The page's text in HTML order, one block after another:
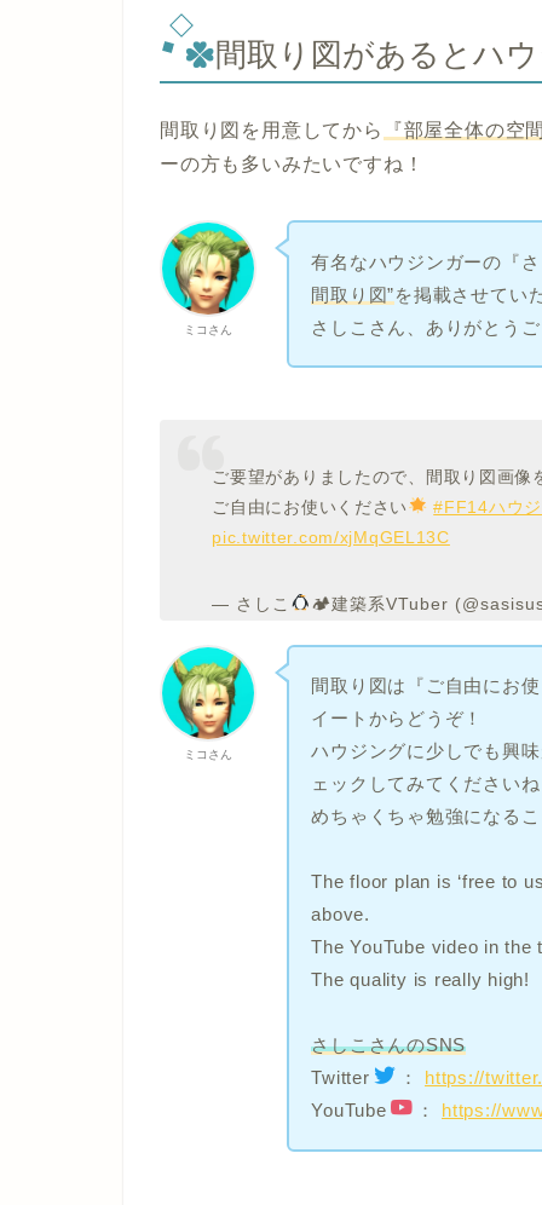
間取り図があるとハ
間取り図を用意してから
『部屋全体の空
ーの方も多いみたいですね！
ミコさん
有名なハウジンガーの『
間取り図”を掲載させてい
さしこさん、ありがとう
ご要望がありましたので、間取り図画像
ご自由にお使いください
#FF14ハウ
pic.twitter.com/xjMqGEL13C
— さしこ 🏕建築系VTuber
ミコさん
間取り図は『ご自由にお
イートからどうぞ！
ハウジングに少しでも興
ェックしてみてください
めちゃくちゃ勉強になる
The floor plan is ‘free to
above.
The YouTube video in
The quality is really high!
さしこさんのSNS
Twitter
： https://
YouTube
： https://